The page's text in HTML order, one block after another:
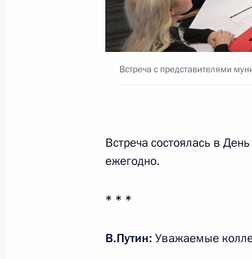
Президент получил
в Туапсе после ударов
28 апреля 2026 года, 14:40
28 апреля 2026 года, 10:00
27 апреля, понедельник
Встреча с
Бегловым
Встреча с представителями
Встреча состоялась в
ежегодно.
* * *
В.Путин: Уважаемые